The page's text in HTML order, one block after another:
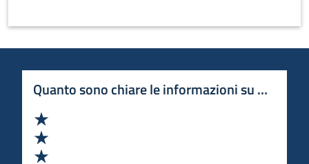
Quanto sono chiare le informazioni su questa